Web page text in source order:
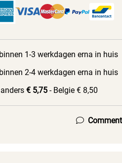
1-3 werkdagen erna in huis
2-4 werkdagen erna in huis
€ 5,75 - Belgie € 8,50
Comment